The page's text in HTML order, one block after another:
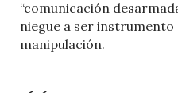
“comunicación
niegue a ser instrumento
manipulación.